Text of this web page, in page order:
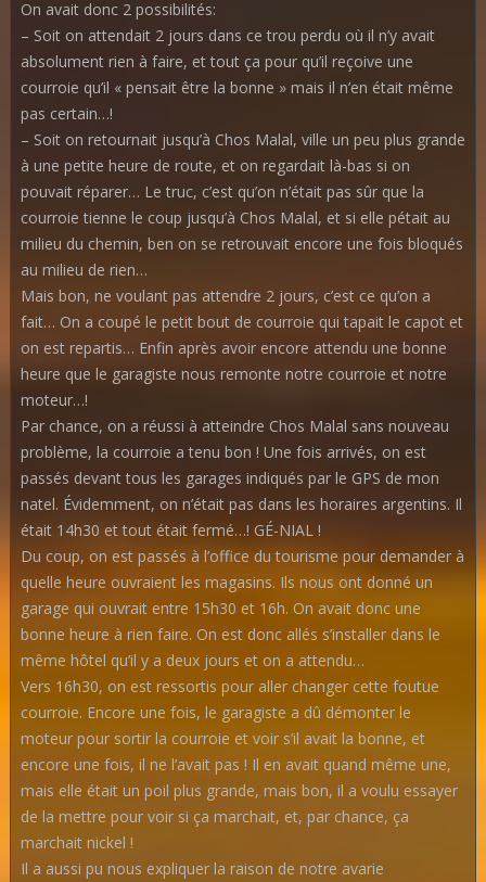
On avait donc 2 possibilités:
– Soit on attendait 2 jours dans ce trou perdu où il n’y avait
absolument rien à faire, et tout ça pour qu’il reçoive une
courroie qu’il « pensait être la bonne » mais il n’en était même
pas certain…!
– Soit on retournait jusqu’à Chos Malal, ville un peu plus grande
à une petite heure de route, et on regardait là-bas si on
pouvait réparer… Le truc, c’est qu’on n’était pas sûr que la
courroie tienne le coup jusqu’à Chos Malal, et si elle pétait au
milieu du chemin, ben on se retrouvait encore une fois bloqués
au milieu de rien…
Mais bon, ne voulant pas attendre 2 jours, c’est ce qu’on a
fait… On a coupé le petit bout de courroie qui tapait le capot et
on est repartis… Enfin après avoir encore attendu une bonne
heure que le garagiste nous remonte notre courroie et notre
moteur…!
Par chance, on a réussi à atteindre Chos Malal sans nouveau
problème, la courroie a tenu bon ! Une fois arrivés, on est
passés devant tous les garages indiqués par le GPS de mon
natel. Évidemment, on n’était pas dans les horaires argentins. Il
était 14h30 et tout était fermé…! GÉ-NIAL !
Du coup, on est passés à l’office du tourisme pour demander à
quelle heure ouvraient les magasins. Ils nous ont donné un
garage qui ouvrait entre 15h30 et 16h. On avait donc une
bonne heure à rien faire. On est donc allés s’installer dans le
même hôtel qu’il y a deux jours et on a attendu…
Vers 16h30, on est ressortis pour aller changer cette foutue
courroie. Encore une fois, le garagiste a dû démonter le
moteur pour sortir la courroie et voir s’il avait la bonne, et
encore une fois, il ne l’avait pas ! Il en avait quand même une,
mais elle était un poil plus grande, mais bon, il a voulu essayer
de la mettre pour voir si ça marchait, et, par chance, ça
marchait nickel !
Il a aussi pu nous expliquer la raison de notre avarie